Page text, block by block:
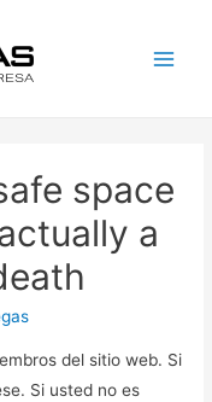
space
a
del sitio web. Si
Si usted no es